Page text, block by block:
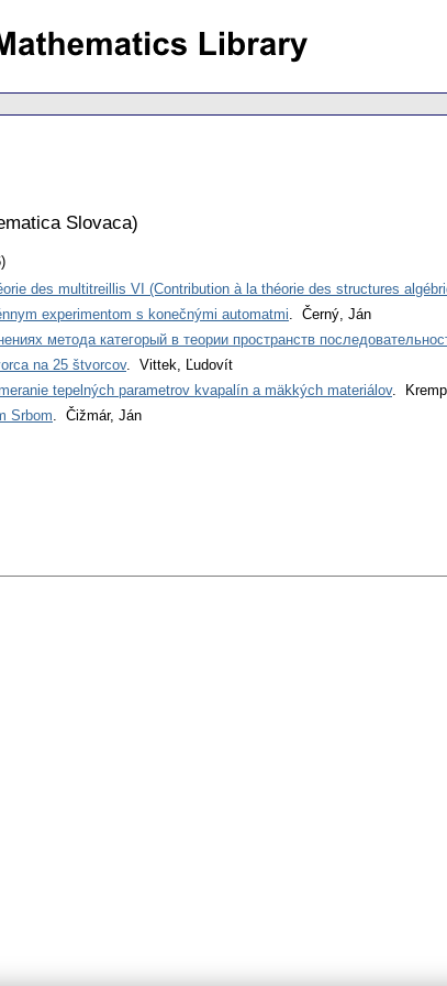
Slovaca)
des multitreillis VI (Contribution à la théorie des structures
experimentom s konečnými automatmi. Černý, Ján
метода категорый в теории пространств
na 25 štvorcov. Vittek, Ľudovít
tepelných parametrov kvapalín a mäkkých materiálov.
Srbom. Čižmár, Ján